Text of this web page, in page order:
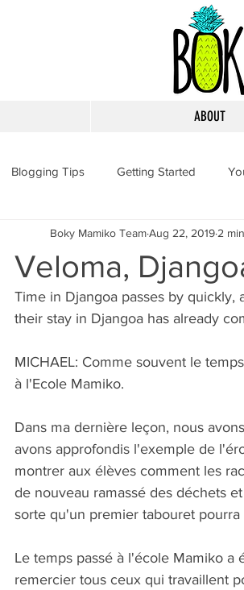
ABOUT
Blogging Tips Getting Started
Veloma,
Boky Mamiko TeamAug 22, 2019 2
Time in Djangoa passes by quickly,
their stay in Djangoa has already
MICHAEL: Comme souvent le
à l'Ecole Mamiko.
Dans ma dernière leçon, nous
avons approfondis l'exemple de
montrer aux élèves comment les
de nouveau ramassé des déchets
sorte qu'un premier tabouret
Le temps passé à l'école Mamiko a
remercier tous ceux qui travaillent